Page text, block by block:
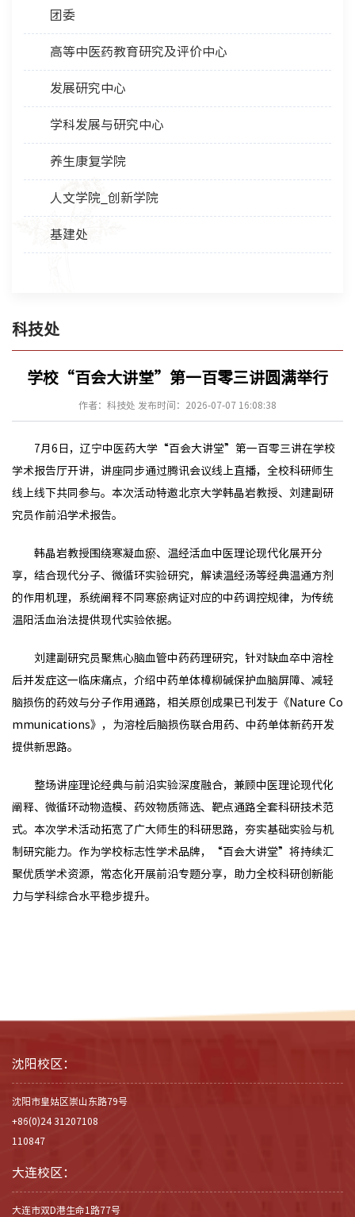
团委
高等中医药教育研究及评价中心
发展研究中心
学科发展与研究中心
养生康复学院
人文学院_创新学院
基建处
科技处
学校“百会大讲堂”第一百零三讲圆满举行
作者：科技处 发布时间：2026-07-07 16:08:38
7月6日，辽宁中医药大学“百会大讲堂”第一百零三讲在学校
学术报告厅开讲，讲座同步通过腾讯会议线上直播，全校科研师生
线上线下共同参与。本次活动特邀北京大学韩晶岩教授、刘建副研
究员作前沿学术报告。
韩晶岩教授围绕寒凝血瘀、温经活血中医理论现代化展开分
享，结合现代分子、微循环实验研究，解读温经汤等经典温通方剂
的作用机理，系统阐释不同寒瘀病证对应的中药调控规律，为传统
温阳活血治法提供现代实验依据。
刘建副研究员聚焦心脑血管中药药理研究，针对缺血卒中溶栓
后并发症这一临床痛点，介绍中药单体樟柳碱保护血脑屏障、减轻
脑损伤的药效与分子作用通路，相关原创成果已刊发于《Nature Co
mmunications》，为溶栓后脑损伤联合用药、中药单体新药开发
提供新思路。
整场讲座理论经典与前沿实验深度融合，兼顾中医理论现代化
阐释、微循环动物造模、药效物质筛选、靶点通路全套科研技术范
式。本次学术活动拓宽了广大师生的科研思路，夯实基础实验与机
制研究能力。作为学校标志性学术品牌，“百会大讲堂”将持续汇
聚优质学术资源，常态化开展前沿专题分享，助力全校科研创新能
力与学科综合水平稳步提升。
沈阳校区：
沈阳市皇姑区崇山东路79号
+86(0)24 31207108
110847
大连校区：
大连市双D港生命1路77号